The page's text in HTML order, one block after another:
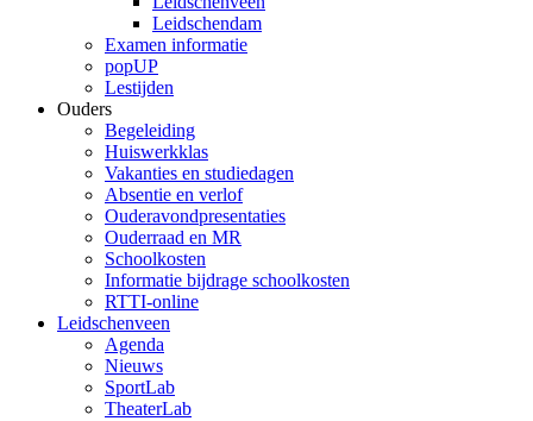
Leidschendam
Examen informatie
popUP
Lestijden
Ouders
Begeleiding
Huiswerkklas
Vakanties en studiedagen
Absentie en verlof
Ouderavondpresentaties
Ouderraad en MR
Schoolkosten
Informatie bijdrage schoolkosten
RTTI-online
Leidschenveen
Agenda
Nieuws
SportLab
TheaterLab